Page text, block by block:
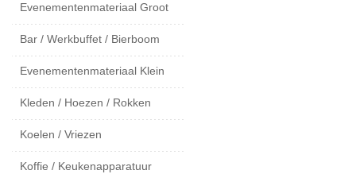
Evenementenmateriaal Groot
Bar / Werkbuffet / Bierboom
Evenementenmateriaal Klein
Kleden / Hoezen / Rokken
Koelen / Vriezen
Koffie / Keukenapparatuur